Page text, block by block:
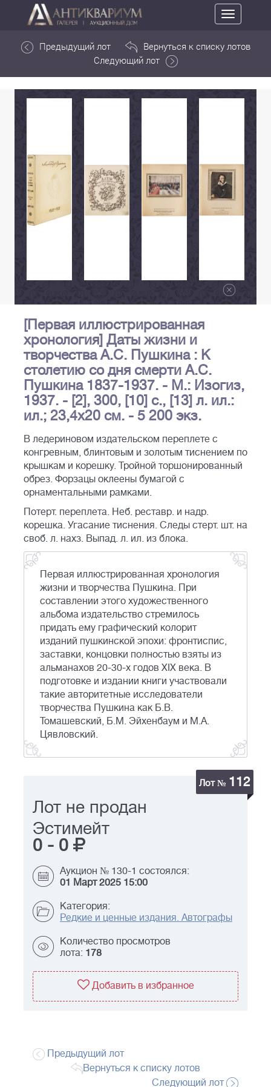
Toggle
navigation
Предыдущий лот
Вернуться к списку лотов
Следующий лот
[Первая иллюстрированная
хронология] Даты жизни и
творчества А.С. Пушкина : К
столетию со дня смерти А.С.
Пушкина 1837-1937. - М.: Изогиз,
1937. - [2], 300, [10] с., [13] л. ил.:
ил.; 23,4х20 см. - 5 200 экз.
В ледериновом издательском переплете с
конгревным, блинтовым и золотым тиснением по
крышкам и корешку. Тройной торшонированный
обрез. Форзацы оклеены бумагой с
орнаментальными рамками.
Потерт. переплета. Неб. реставр. и надр.
корешка. Угасание тиснения. Следы стерт. шт. на
своб. л. нахз. Выпад. л. ил. из блока.
Первая иллюстрированная хронология
жизни и творчества Пушкина. При
составлении этого художественного
альбома издательство стремилось
придать ему графический колорит
изданий пушкинской эпохи: фронтиспис,
заставки, концовки полностью взяты из
альманахов 20-30-х годов XIX века. В
подготовке и издании книги участвовали
такие авторитетные исследователи
творчества Пушкина как Б.В.
Томашевский, Б.М. Эйхенбаум и М.А.
Цявловский.
Лот № 112
Лот не продан
Эстимейт
0 - 0
Аукцион № 130-1 состоялся:
01 Март 2025 15:00
Категория:
Редкие и ценные издания. Автографы
Количество просмотров
лота: 178
Добавить в избранное
Предыдущий лот
Вернуться к списку лотов
Следующий лот